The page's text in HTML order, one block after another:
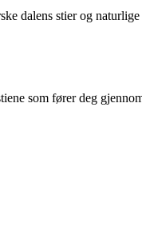
dalens stier og
som fører deg